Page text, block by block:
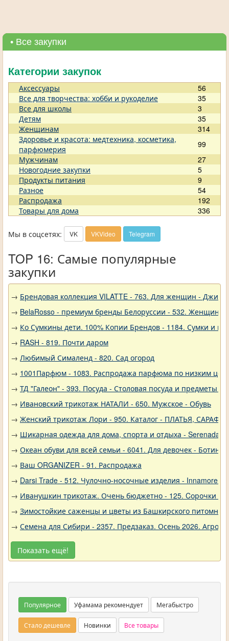
• Все закупки
Категории закупок
Аксессуары
56
Все для творчества: хобби и рукоделие
35
Все для школы
3
Детям
35
Женщинам
314
Здоровье и красота: медтехника, косметика,
парфюмерия
99
Мужчинам
27
Новогодние закупки
5
Продукты питания
9
Разное
54
Распродажа
192
Товары для дома
336
Мы в соцсетях: VK VKVideo Telegram
TOP 16: Самые популярные
закупки
→ Брендовая коллекция VILATTE - 763. Для женщин -
→ BelaRosso - премиум бренды Белоруссии - 532.
→ Ко Сумкины дети. 100% Копии Брендов - 1184. Сумки и
→ RASH - 819. Почти даром
→ Любимый Сималенд - 820. Сад огород
→ 1001Парфюм - 1083. Распродажа парфюма по низким
→ ТД "Галеон" - 393. Посуда - Столовая посуда и предметы
→ Ивановский трикотаж НАТАЛИ - 650. Мужское - Обувь
→ Женский трикотаж Лори - 950. Каталог - ПЛАТЬЯ,
→ Шикарная одежда для дома, спорта и отдыха - Serenada
→ Океан обуви для всей семьи - 6041. Для девочек - Ботинки
→ Ваш ORGANIZER - 91. Распродажа
→ Darsi Trade - 512. Чулочно-носочные изделия - Innamore
→ Иванушкин трикотаж. Очень бюджетно - 125. Cорочки
→ Зимостойкие саженцы и цветы из Башкирского
→ Семена для Сибири - 2357. Предзаказ. Осень 2026.
Показать ещё!
Популярное Уфамама рекомендует Мегабыстро
Стало дешевле Новинки Все товары